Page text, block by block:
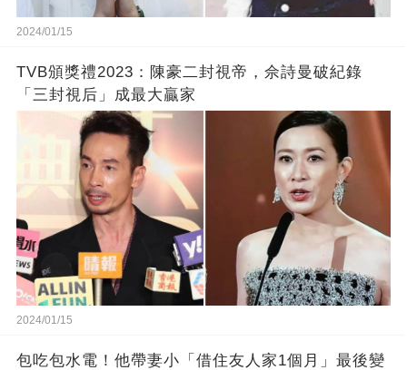
2024/01/15
TVB頒獎禮2023：陳豪二封視帝，佘詩曼破紀錄
「三封視后」成最大贏家
2024/01/15
包吃包水電！他帶妻小「借住友人家1個月」最後變